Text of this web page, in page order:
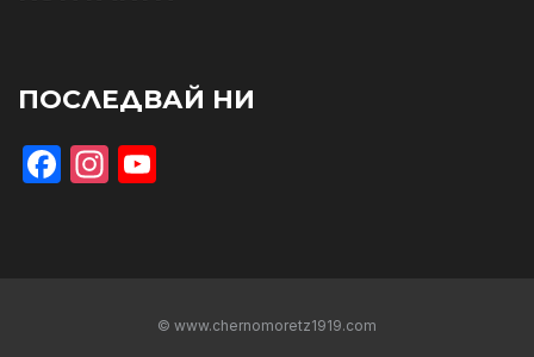
ПОСЛЕДВАЙ НИ
Facebook
Instagram
© www.chernomoretz1919.com